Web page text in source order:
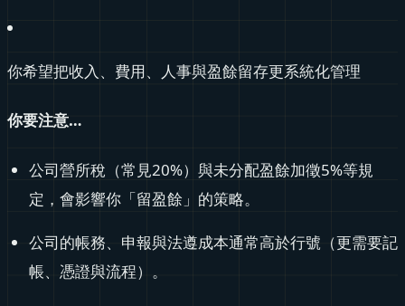
你希望把收入、費用、人事與盈餘留存更系統化管理
你要注意…
公司營所稅（常見20%）與未分配盈餘加徵5%等規
定，會影響你「留盈餘」的策略。
公司的帳務、申報與法遵成本通常高於行號（更需要記
帳、憑證與流程）。